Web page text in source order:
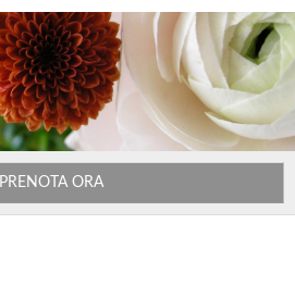
PRENOTA ORA